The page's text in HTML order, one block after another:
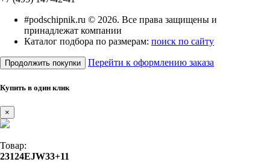
#podschipnik.ru © 2026. Все права защищены и
принадлежат компании
Каталог подбора по размерам: поиск по сайту
Продолжить покупки Перейти к оформлению заказа
Купить в один клик
×
Товар:
23124EJW33+11